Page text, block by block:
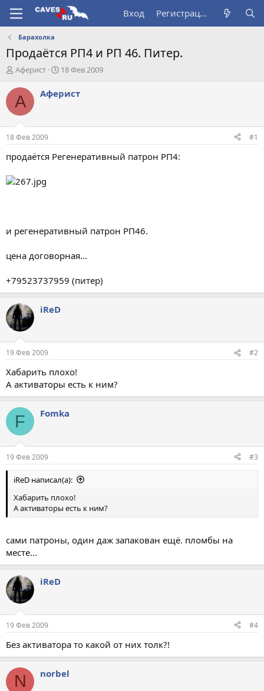
Вход Регистрация
Барахолка
Продаётся РП4 и РП 46. Питер.
А
т
о
т
е
м
ы
Аферист
Д
т
а
а
л
18 Фев 2009
А Аферист
18 Фев 2009 #1
продаётся Регенеративный патрон РП4:
и регенеративный патрон РП46.
цена договорная...
+79523737959 (питер)
iReD
19 Фев 2009 #2
Хабарить плохо!
А активаторы есть к ним?
F Fomka
19 Фев 2009 #3
iReD написал(а):
Хабарить плохо!
А активаторы есть к ним?
сами патроны, один даж запакован ещё. пломбы на
месте...
iReD
19 Фев 2009 #4
Без активатора то какой от них толк?!
N norbel